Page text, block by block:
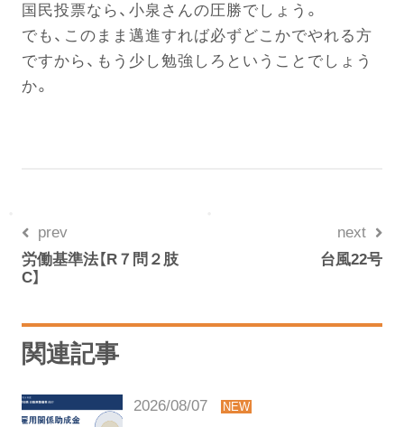
国民投票なら、小泉さんの圧勝でしょう。
でも、このまま邁進すれば必ずどこかでやれる方
ですから、もう少し勉強しろということでしょう
か。
prev
労働基準法【R７問２肢
C】
next
台風22号
関連記事
2026/08/07